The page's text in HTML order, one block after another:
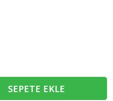
SEPETE EKLE